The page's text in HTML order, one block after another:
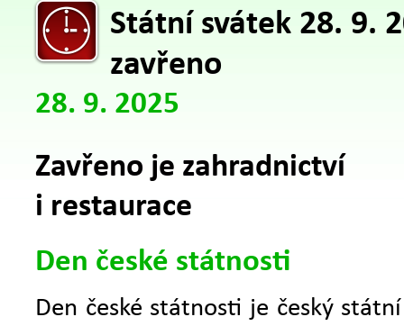
Státní svátek 28. 9.
zavřeno
28. 9. 2025
Zavřeno je zahradnictví
i restaurace
Den české státnosti
Den české státnosti je český